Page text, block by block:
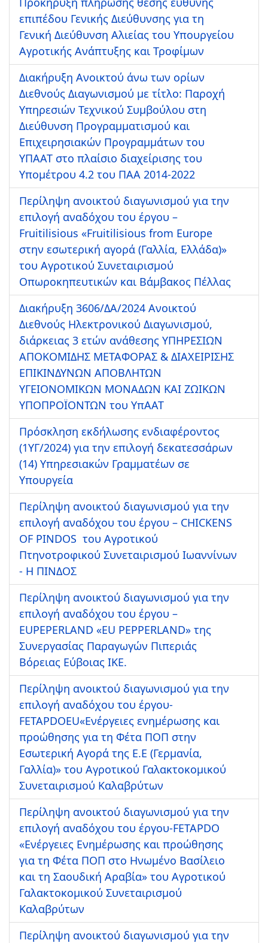
επιπέδου Γενικής Διεύθυνσης για τη
Γενική Διεύθυνση Αλιείας του Υπουργείου
Αγροτικής Ανάπτυξης και Τροφίμων
Διακήρυξη Ανοικτού άνω των ορίων
Διεθνούς Διαγωνισμού με τίτλο: Παροχή
Υπηρεσιών Τεχνικού Συμβούλου στη
Διεύθυνση Προγραμματισμού και
Επιχειρησιακών Προγραμμάτων του
ΥΠΑΑΤ στο πλαίσιο διαχείρισης του
Υπομέτρου 4.2 του ΠΑΑ 2014-2022
Περίληψη ανοικτού διαγωνισμού για την
επιλογή αναδόχου του έργου –
Fruitilisious «Fruitilisious from Europe
στην εσωτερική αγορά (Γαλλία, Ελλάδα)»
του Αγροτικού Συνεταιρισμού
Οπωροκηπευτικών και Βάμβακος Πέλλας
Διακήρυξη 3606/ΔΑ/2024 Ανοικτού
Διεθνούς Ηλεκτρονικού Διαγωνισμού,
διάρκειας 3 ετών ανάθεσης ΥΠΗΡΕΣΙΩΝ
ΑΠΟΚΟΜΙΔΗΣ ΜΕΤΑΦΟΡΑΣ & ΔΙΑΧΕΙΡΙΣΗΣ
ΕΠΙΚΙΝΔΥΝΩΝ ΑΠΟΒΛΗΤΩΝ
ΥΓΕΙΟΝΟΜΙΚΩΝ ΜΟΝΑΔΩΝ ΚΑΙ ΖΩΙΚΩΝ
ΥΠΟΠΡΟΪΟΝΤΩΝ του ΥπΑΑΤ
Πρόσκληση εκδήλωσης ενδιαφέροντος
(1ΥΓ/2024) για την επιλογή δεκατεσσάρων
(14) Υπηρεσιακών Γραμματέων σε
Υπουργεία
Περίληψη ανοικτού διαγωνισμού για την
επιλογή αναδόχου του έργου – CHICKENS
OF PINDOS του Αγροτικού
Πτηνοτροφικού Συνεταιρισμού Ιωαννίνων
- Η ΠΙΝΔΟΣ
Περίληψη ανοικτού διαγωνισμού για την
επιλογή αναδόχου του έργου –
EUPEPERLAND «EU PEPPERLAND» της
Συνεργασίας Παραγωγών Πιπεριάς
Βόρειας Εύβοιας ΙΚΕ.
Περίληψη ανοικτού διαγωνισμού για την
επιλογή αναδόχου του έργου-
FETAPDOEU«Ενέργειες ενημέρωσης και
προώθησης για τη Φέτα ΠΟΠ στην
Εσωτερική Αγορά της Ε.Ε (Γερμανία,
Γαλλία)» τoυ Αγροτικού Γαλακτοκομικού
Συνεταιρισμού Καλαβρύτων
Περίληψη ανοικτού διαγωνισμού για την
επιλογή αναδόχου του έργου-FETAPDO
«Ενέργειες Ενημέρωσης και προώθησης
για τη Φέτα ΠΟΠ στο Ηνωμένο Βασίλειο
και τη Σαουδική Αραβία» τoυ Αγροτικού
Γαλακτοκομικού Συνεταιρισμού
Καλαβρύτων
Περίληψη ανοικτού διαγωνισμού για την